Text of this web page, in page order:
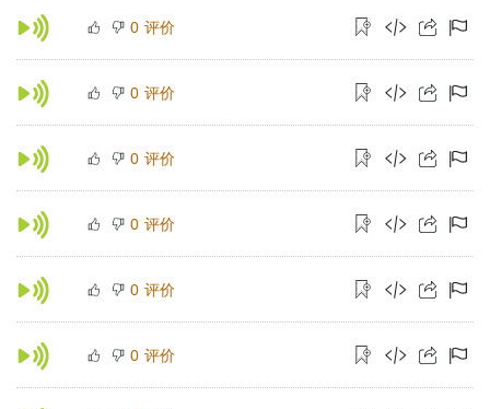
0 评价
0 评价
0 评价
0 评价
0 评价
0 评价